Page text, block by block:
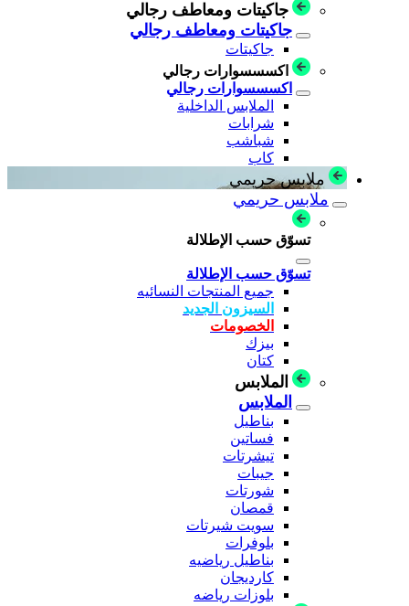
جاكيتات ومعاطف رجالي
جاكيتات ومعاطف رجالي
جاكيتات
اكسسسوارات رجالي
اكسسسوارات رجالي
الملابس الداخلية
شرابات
شباشب
كاب
ملابس حريمي
ملابس حريمي
تسوّق حسب الإطلالة
تسوّق حسب الإطلالة
جميع المنتجات النسائيه
السيزون الجديد
الخصومات
بيزك
كتان
الملابس
الملابس
بناطيل
فساتين
تيشرتات
جيبات
شورتات
قمصان
سويت شيرتات
بلوفرات
بناطيل رياضيه
كارديجان
بلوزات رياضه